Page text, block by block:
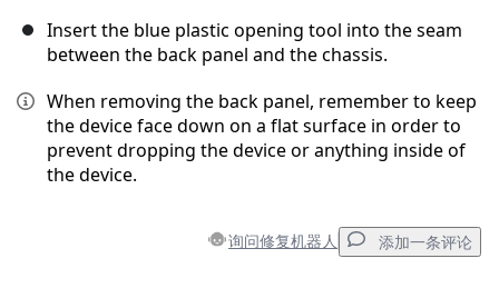
Insert the blue plastic opening tool into the seam
between the back panel and the chassis.
When removing the back panel, remember to keep
the device face down on a flat surface in order to
prevent dropping the device or anything inside of
the device.
询问修复机器人 添加一条评论